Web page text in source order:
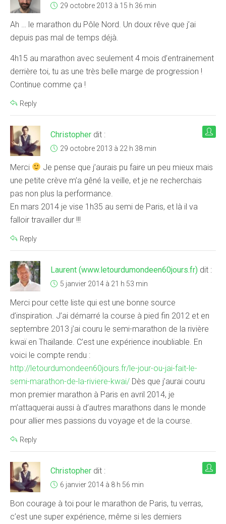
29 octobre 2013 à 15 h 36 min
Ah … le marathon du Pôle Nord. Un doux rêve que j’ai
depuis pas mal de temps déjà.
4h15 au marathon avec seulement 4 mois d’entrainement
derrière toi, tu as une très belle marge de progression !
Continue comme ça !
Reply
Christopher dit :
29 octobre 2013 à 22 h 38 min
Merci
Je pense que j’aurais pu faire un peu mieux mais
une petite crève m’a gêné la veille, et je ne recherchais
pas non plus la performance.
En mars 2014 je vise 1h35 au semi de Paris, et là il va
falloir travailler dur !!!
Reply
Laurent (www.letourdumondeen60jours.fr) dit :
5 janvier 2014 à 21 h 53 min
Merci pour cette liste qui est une bonne source
d’inspiration. J’ai démarré la course à pied fin 2012 et en
septembre 2013 j’ai couru le semi-marathon de la rivière
kwaï en Thaïlande. C’est une expérience inoubliable. En
voici le compte rendu :
http://letourdumondeen60jours.fr/le-jour-ou-jai-fait-le-
semi-marathon-de-la-riviere-kwai/ Dès que j’aurai couru
mon premier marathon à Paris en avril 2014, je
m’attaquerai aussi à d’autres marathons dans le monde
pour allier mes passions du voyage et de la course.
Reply
Christopher dit :
6 janvier 2014 à 8 h 56 min
Bon courage à toi pour le marathon de Paris, tu verras,
c’est une super expérience, même si les derniers